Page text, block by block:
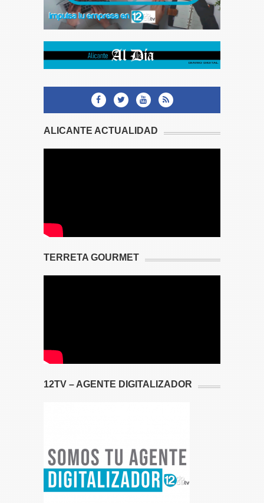
ALICANTE ACTUALIDAD
TERRETA GOURMET
12TV – AGENTE DIGITALIZADOR